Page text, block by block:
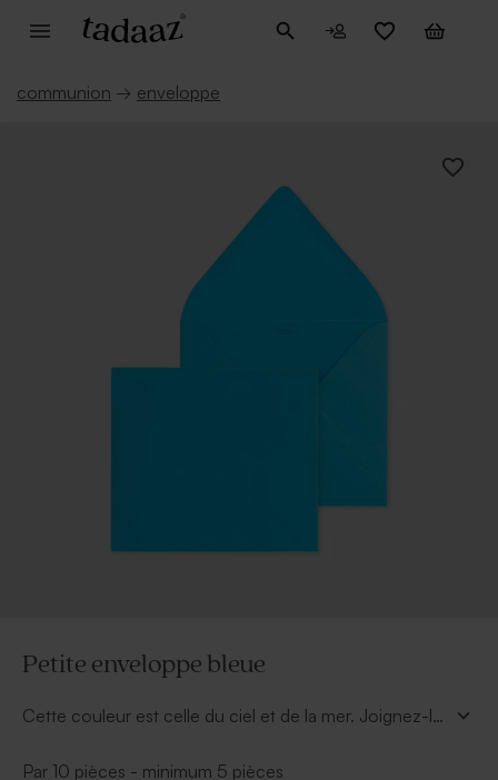
communion → enveloppe
Petite enveloppe bleue
Cette couleur est celle du ciel et de la mer. Joignez-là
Par 10 pièces - minimum 5 pièces